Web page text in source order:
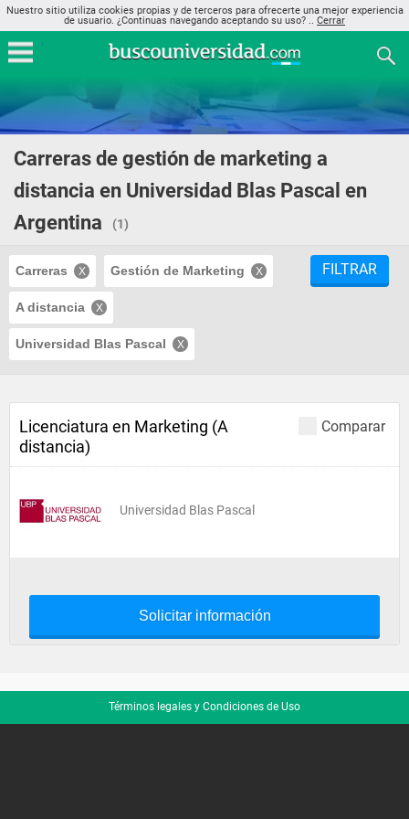
Nuestro sitio utiliza cookies propias y de terceros para ofrecerte una mejor experiencia
de usuario. ¿Continuas navegando aceptando su uso? .. Cerrar
Carreras de gestión de marketing a
distancia en Universidad Blas Pascal en
Argentina
(1)
Carreras Gestión de Marketing
A distancia
Universidad Blas Pascal
FILTRAR
Comparar
Licenciatura en Marketing (A
distancia)
Universidad Blas Pascal
Solicitar información
Términos legales y Condiciones de Uso